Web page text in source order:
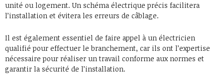
unité ou logement. Un schéma électrique précis facilitera
l’installation et évitera les erreurs de câblage.
Il est également essentiel de faire appel à un électricien
qualifié pour effectuer le branchement, car ils ont l’expertise
nécessaire pour réaliser un travail conforme aux normes et
garantir la sécurité de l’installation.